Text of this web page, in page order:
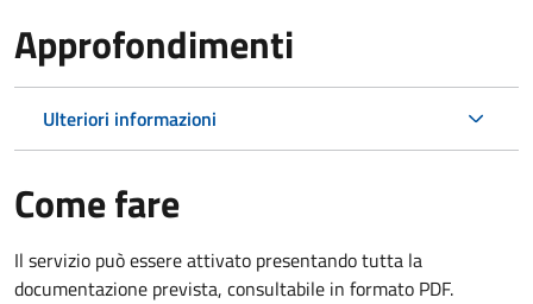
Approfondimenti
Ulteriori informazioni
Come fare
Il servizio può essere attivato presentando tutta la
documentazione prevista, consultabile in formato PDF.